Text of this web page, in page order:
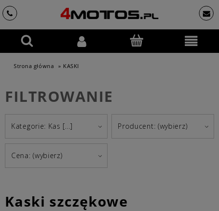
Strona główna » KASKI
FILTROWANIE
Kategorie: Kas [...] Producent: (wybierz)
Cena: (wybierz)
Kaski szczękowe